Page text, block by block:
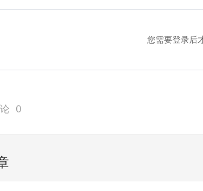
和要求：
2015《电动汽车用蓄电池管理系统通用规
2016《道路车辆远程诊断与通信技术要求
求。
您需要登录后
0